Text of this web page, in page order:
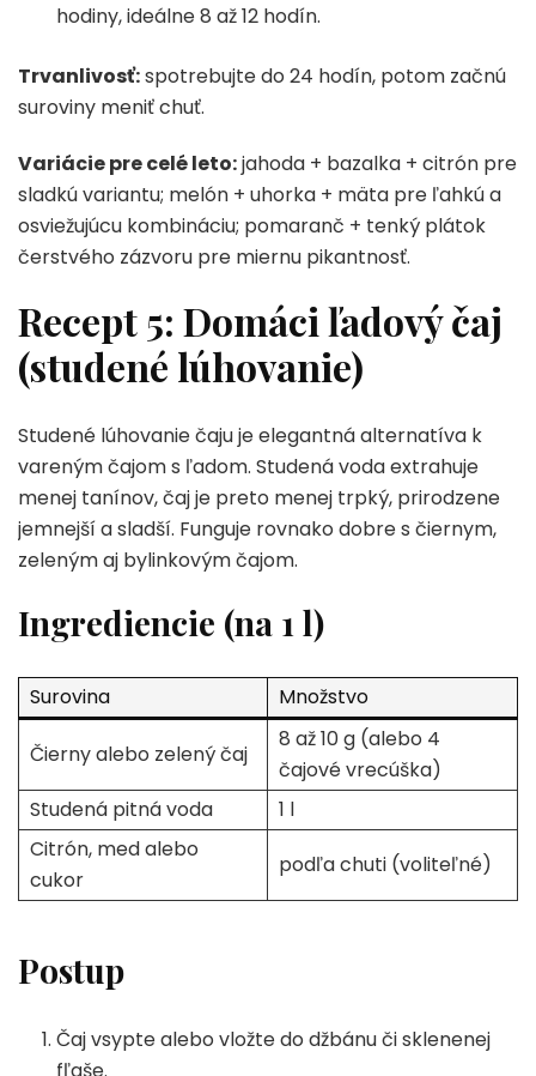
hodiny, ideálne 8 až 12 hodín.
Trvanlivosť:spotrebujte do 24 hodín, potom začnú
suroviny meniť chuť.
Variácie pre celé leto:jahoda + bazalka + citrón pre
sladkú variantu; melón + uhorka + mäta pre ľahkú a
osviežujúcu kombináciu; pomaranč + tenký plátok
čerstvého zázvoru pre miernu pikantnosť.
Recept 5: Domáci ľadový čaj
(studené lúhovanie)
Studené lúhovanie čaju je elegantná alternatíva k
vareným čajom s ľadom. Studená voda extrahuje
menej tanínov, čaj je preto menej trpký, prirodzene
jemnejší a sladší. Funguje rovnako dobre s čiernym,
zeleným aj bylinkovým čajom.
Ingrediencie (na 1 l)
Surovina Množstvo
Čierny alebo zelený čaj
8 až 10 g (alebo 4
čajové vrecúška)
Studená pitná voda
1 l
Citrón, med alebo
cukor
podľa chuti (voliteľné)
Postup
Čaj vsypte alebo vložte do džbánu či sklenenej